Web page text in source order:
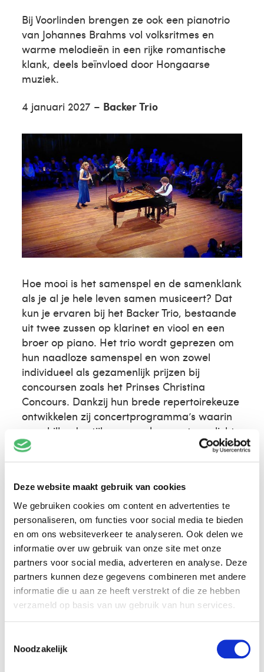
Deze website maakt gebruik van cookies
We gebruiken cookies om content en advertenties te
personaliseren, om functies voor social media te bieden
en om ons websiteverkeer te analyseren. Ook delen we
informatie over uw gebruik van onze site met onze
partners voor social media, adverteren en analyse. Deze
partners kunnen deze gegevens combineren met andere
informatie die u aan ze heeft verstrekt of die ze hebben
verzameld op basis van uw gebruik van hun services.
Noodzakelijk
Bij Voorlinden brengen ze ook een pianotrio
van Johannes Brahms vol volksritmes en
warme melodieën in een rijke romantische
klank, deels beïnvloed door Hongaarse
muziek.
4 januari 2027 – Backer Trio
Hoe mooi is het samenspel en de samenklank
als je al je hele leven samen musiceert? Dat
kun je ervaren bij het Backer Trio, bestaande
uit twee zussen op klarinet en viool en een
broer op piano. Het trio wordt geprezen om
hun naadloze samenspel en won zowel
individueel als gezamenlijk prijzen bij
concoursen zoals het Prinses Christina
Concours. Dankzij hun brede repertoirekeuze
ontwikkelen zij concertprogramma’s waarin
verschillende stijlen samenkomen, toegelicht
met persoonlijke verhalen.
rijke en kleurrijke muzikale reis, met
meesterwerken van Wolfgang Amadeus
Mozart (1756-1791), Aram Khatchaturian
(1903-1978), Darius Milhaud (1892-1974),
Max Bruch (1838-1920) en Jean Francaix
(1912-1997); dat wordt poëtisch, ontroerend,
warm en sprankelend virtuoos.
1 februari 2027 –Coloquio 6